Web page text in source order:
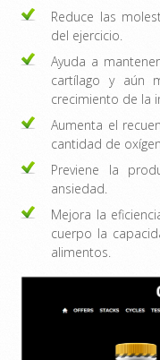
Reduce las
del ejercicio.
Ayuda a
cartílago y aún
crecimiento de la
Aumenta el
cantidad de
Previene la
ansiedad.
Mejora la
cuerpo la
alimentos.